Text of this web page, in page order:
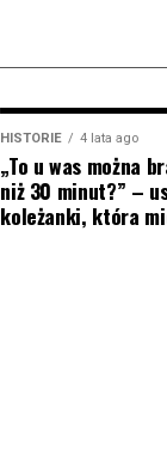
HISTORIE 4 lata ago
„To u was można
niż 30 minut?” –
koleżanki, która